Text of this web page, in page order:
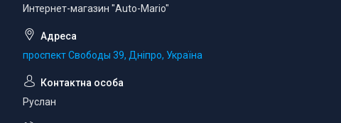
Интернет-магазин "Auto-Mario"
проспект Свободы 39, Дніпро, Україна
Руслан